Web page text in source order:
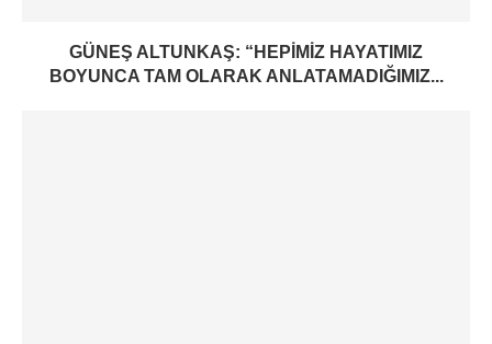
GÜNEŞ ALTUNKAŞ: “HEPIMIZ HAYATIMIZ
BOYUNCA TAM OLARAK ANLATAMADIĞIMIZ...